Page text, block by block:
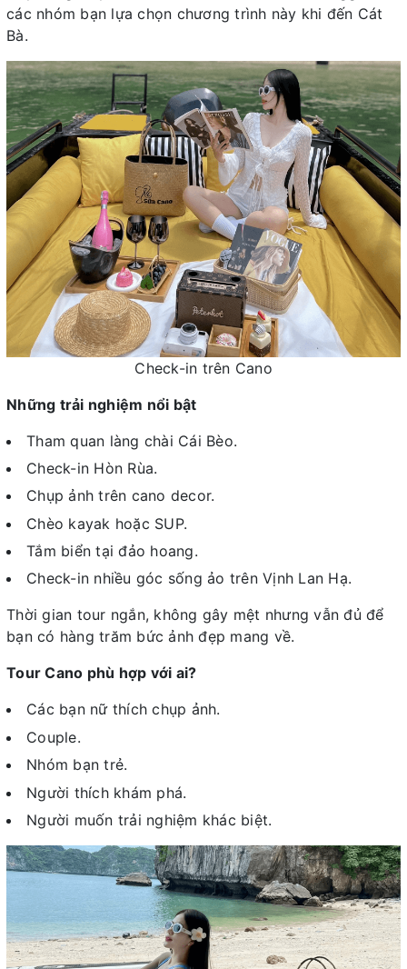
các nhóm bạn lựa chọn chương trình này khi đến Cát
Bà.
Check-in trên Cano
Những trải nghiệm nổi bật
Tham quan làng chài Cái Bèo.
Check-in Hòn Rùa.
Chụp ảnh trên cano decor.
Chèo kayak hoặc SUP.
Tắm biển tại đảo hoang.
Check-in nhiều góc sống ảo trên Vịnh Lan Hạ.
Thời gian tour ngắn, không gây mệt nhưng vẫn đủ để
bạn có hàng trăm bức ảnh đẹp mang về.
Tour Cano phù hợp với ai?
Các bạn nữ thích chụp ảnh.
Couple.
Nhóm bạn trẻ.
Người thích khám phá.
Người muốn trải nghiệm khác biệt.